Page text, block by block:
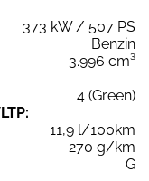
373 kW / 507 PS
Benzin
3.996 cm³
4 (Green)
11,9 l/100km
270 g/km
G